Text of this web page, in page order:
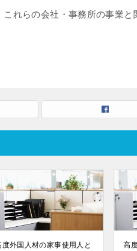
これらの会社・事務所の事業
度外国人材の家事使用人と
高